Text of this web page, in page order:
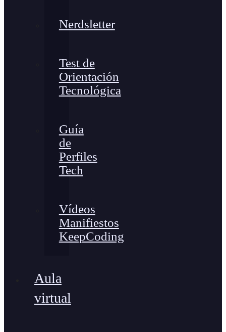
Nerdsletter
Test de
Orientación
Tecnológica
Guía
de
Perfiles
Tech
Vídeos
Manifiestos
KeepCoding
Aula
virtual